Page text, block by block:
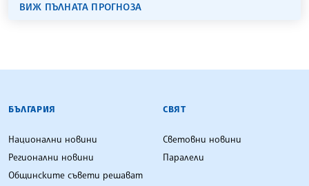
ВИЖ ПЪЛНАТА ПРОГНОЗА
БЪЛГАРСКА ТЕЛЕГРАФНА АГЕНЦИЯ
БЪЛГАРИЯ
Национални новини
Регионални новини
Общинските съвети решават
СВЯТ
Световни новини
Паралели